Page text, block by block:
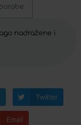
nadražene i
Twitter
Email